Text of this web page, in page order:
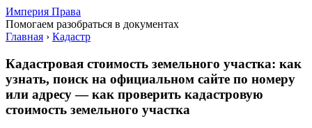
Империя Права
Помогаем разобраться в документах
Главная › Кадастр
Кадастровая стоимость земельного участка: как
узнать, поиск на официальном сайте по номеру
или адресу — как проверить кадастровую
стоимость земельного участка